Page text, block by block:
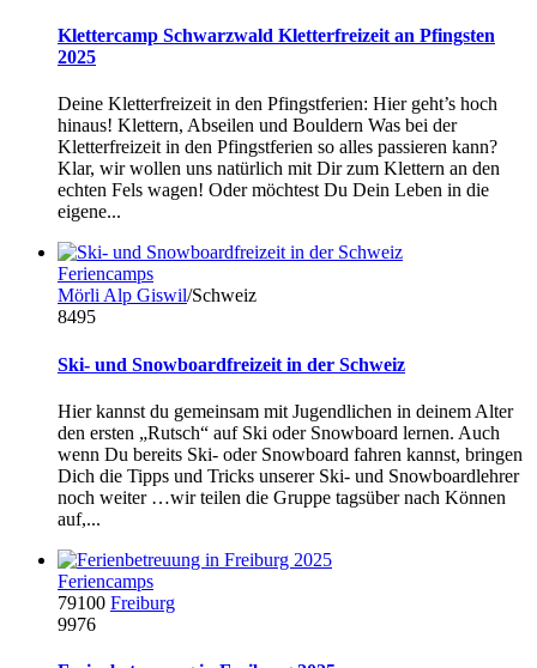
Klettercamp Schwarzwald Kletterfreizeit an Pfingsten
2025
Deine Kletterfreizeit in den Pfingstferien: Hier geht’s hoch
hinaus! Klettern, Abseilen und Bouldern Was bei der
Kletterfreizeit in den Pfingstferien so alles passieren kann?
Klar, wir wollen uns natürlich mit Dir zum Klettern an den
echten Fels wagen! Oder möchtest Du Dein Leben in die
eigene...
Feriencamps
Mörli Alp Giswil/Schweiz
8495
Ski- und Snowboardfreizeit in der Schweiz
Hier kannst du gemeinsam mit Jugendlichen in deinem Alter
den ersten „Rutsch“ auf Ski oder Snowboard lernen. Auch
wenn Du bereits Ski- oder Snowboard fahren kannst, bringen
Dich die Tipps und Tricks unserer Ski- und Snowboardlehrer
noch weiter …wir teilen die Gruppe tagsüber nach Können
auf,...
Feriencamps
79100 Freiburg
9976